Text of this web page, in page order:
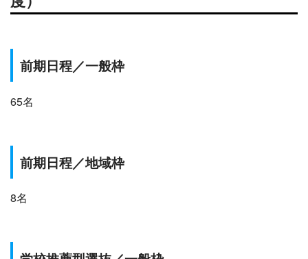
前期日程／一般枠
65名
前期日程／地域枠
8名